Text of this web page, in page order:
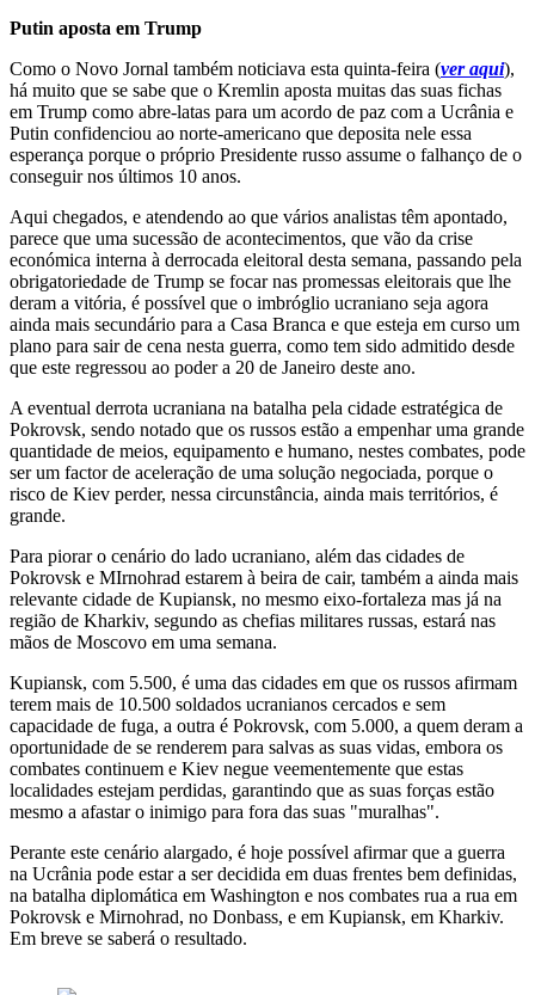
Putin aposta em Trump
Como o Novo Jornal também noticiava esta quinta-feira (ver aqui),
há muito que se sabe que o Kremlin aposta muitas das suas fichas
em Trump como abre-latas para um acordo de paz com a Ucrânia e
Putin confidenciou ao norte-americano que deposita nele essa
esperança porque o próprio Presidente russo assume o falhanço de o
conseguir nos últimos 10 anos.
Aqui chegados, e atendendo ao que vários analistas têm apontado,
parece que uma sucessão de acontecimentos, que vão da crise
económica interna à derrocada eleitoral desta semana, passando pela
obrigatoriedade de Trump se focar nas promessas eleitorais que lhe
deram a vitória, é possível que o imbróglio ucraniano seja agora
ainda mais secundário para a Casa Branca e que esteja em curso um
plano para sair de cena nesta guerra, como tem sido admitido desde
que este regressou ao poder a 20 de Janeiro deste ano.
A eventual derrota ucraniana na batalha pela cidade estratégica de
Pokrovsk, sendo notado que os russos estão a empenhar uma grande
quantidade de meios, equipamento e humano, nestes combates, pode
ser um factor de aceleração de uma solução negociada, porque o
risco de Kiev perder, nessa circunstância, ainda mais territórios, é
grande.
Para piorar o cenário do lado ucraniano, além das cidades de
Pokrovsk e MIrnohrad estarem à beira de cair, também a ainda mais
relevante cidade de Kupiansk, no mesmo eixo-fortaleza mas já na
região de Kharkiv, segundo as chefias militares russas, estará nas
mãos de Moscovo em uma semana.
Kupiansk, com 5.500, é uma das cidades em que os russos afirmam
terem mais de 10.500 soldados ucranianos cercados e sem
capacidade de fuga, a outra é Pokrovsk, com 5.000, a quem deram a
oportunidade de se renderem para salvas as suas vidas, embora os
combates continuem e Kiev negue veementemente que estas
localidades estejam perdidas, garantindo que as suas forças estão
mesmo a afastar o inimigo para fora das suas "muralhas".
Perante este cenário alargado, é hoje possível afirmar que a guerra
na Ucrânia pode estar a ser decidida em duas frentes bem definidas,
na batalha diplomática em Washington e nos combates rua a rua em
Pokrovsk e Mirnohrad, no Donbass, e em Kupiansk, em Kharkiv.
Em breve se saberá o resultado.